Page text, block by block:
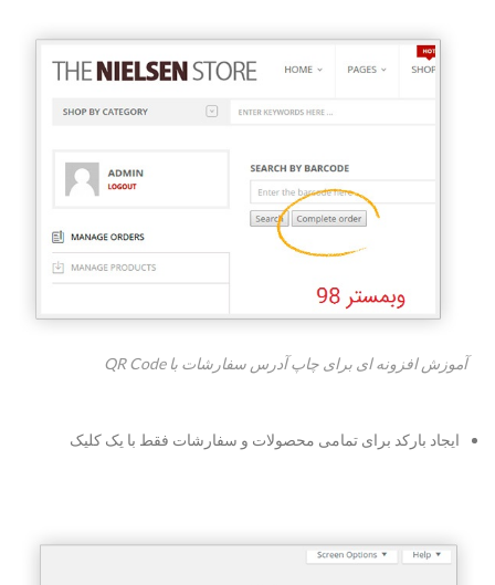
آموزش افزونه ای برای چاپ آدرس سفارشات با QR Code
ایجاد بارکد برای تمامی محصولات و سفارشات فقط با یک کلیک